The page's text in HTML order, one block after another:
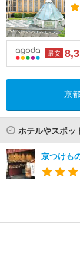
最安
京
ホテルやスポッ
京つけも